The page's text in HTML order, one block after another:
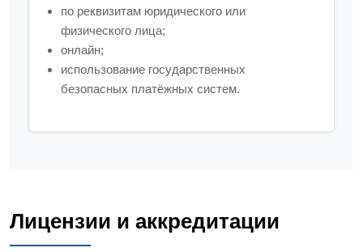
по реквизитам юридического или
физического лица;
онлайн;
использование государственных
безопасных платёжных систем.
Лицензии и аккредитации